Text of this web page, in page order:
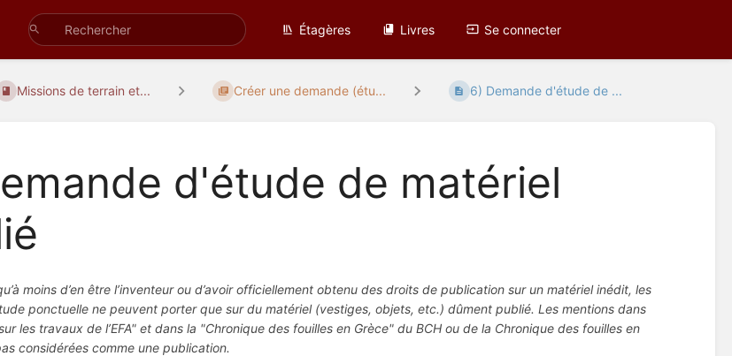
Étagères Livres Se connecter
Missions de terrain et... Créer une demande (étu... 6) Demande d'étude de ...
d'étude de matériel
moins d’en être l’inventeur ou d’avoir officiellement obtenu des droits de publication sur un matériel inédit, les
ponctuelle ne peuvent porter que sur du matériel (vestiges, objets, etc.) dûment publié. Les mentions dans
les travaux de l’EFA" et dans la "Chronique des fouilles en Grèce" du BCH ou de la Chronique des fouilles en
considérées comme une publication.